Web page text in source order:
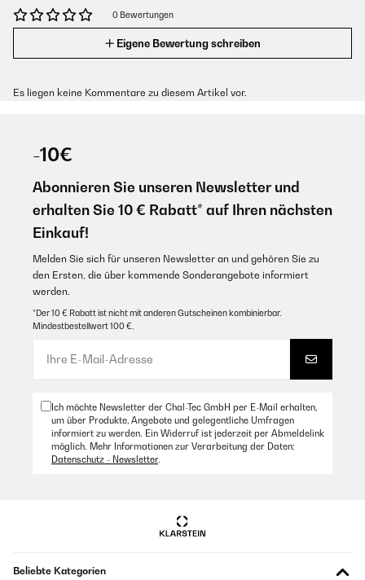
0 Bewertungen
Eigene Bewertung schreiben
Es liegen keine Kommentare zu diesem Artikel vor.
-10€
Abonnieren Sie unseren Newsletter und
erhalten Sie 10 € Rabatt* auf Ihren nächsten
Einkauf!
Melden Sie sich für unseren Newsletter an und gehören Sie zu
den Ersten, die über kommende Sonderangebote informiert
werden.
*Der 10 € Rabatt ist nicht mit anderen Gutscheinen kombinierbar.
Mindestbestellwert 100 €.
Ich möchte Newsletter der Chal-Tec GmbH per E-Mail erhalten,
um über Produkte, Angebote und gelegentliche Umfragen
informiert zu werden. Ein Widerruf ist jederzeit per Abmeldelink
möglich. Mehr Informationen zur Verarbeitung der Daten:
Datenschutz - Newsletter.
Beliebte Kategorien